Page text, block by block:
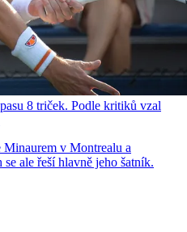
8 triček. Podle kritiků vzal
Minaurem v Montrealu a
ale řeší hlavně jeho šatník.